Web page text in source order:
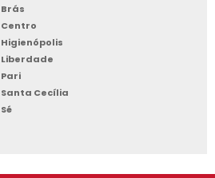
Brás
Centro
Higienópolis
Liberdade
Pari
Santa Cecília
Sé